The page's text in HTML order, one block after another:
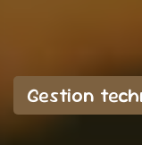
Gestion